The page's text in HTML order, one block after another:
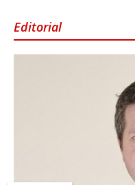
Editorial